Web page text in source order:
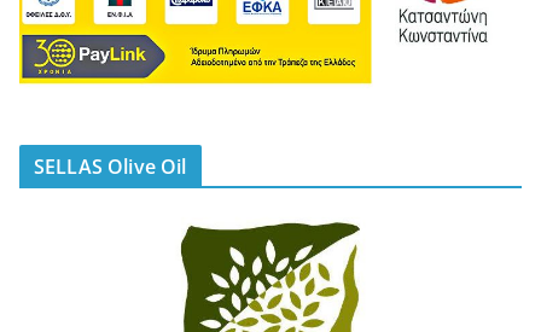
SELLAS Olive Oil